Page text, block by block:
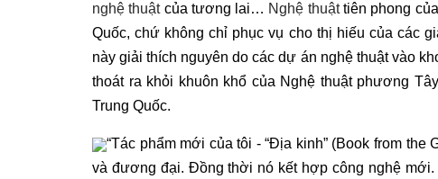
nghệ thuậtcủa tương lai… Nghệ thuậttiên phong
Quốc, chứ không chỉ phục vụ cho thị hiếu của các
này giải thích nguyên do các dự án nghệ thuật vào
thoát ra khỏi khuôn khổ của Nghệ thuật phương
Trung Quốc.
“Tác phẩm mới của tôi - “Địa kinh” (Book from the
và đương đại. Đồng thời nó kết hợp công nghệ mới.